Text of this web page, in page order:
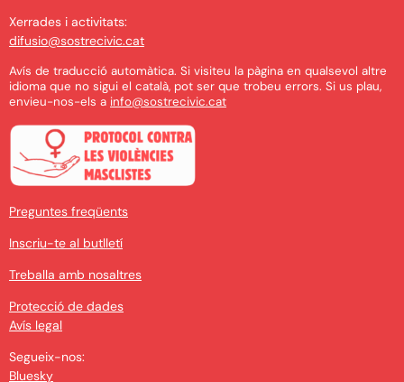
Xerrades i activitats:
difusio@sostrecivic.cat
Avís de traducció automàtica. Si visiteu la pàgina en qualsevol altre
idioma que no sigui el català, pot ser que trobeu errors. Si us plau,
envieu-nos-els a info@sostrecivic.cat
Preguntes freqüents
Inscriu-te al butlletí
Treballa amb nosaltres
Protecció de dades
Avís legal
Segueix-nos:
Bluesky